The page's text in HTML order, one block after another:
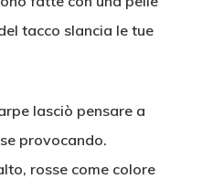
tacco slancia le tue
lasciò pensare a
provocando.
rosse come colore